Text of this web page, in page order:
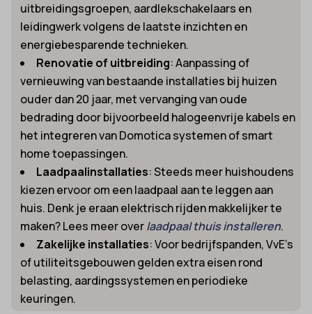
uitbreidingsgroepen, aardlekschakelaars en
leidingwerk volgens de laatste inzichten en
energiebesparende technieken.
Renovatie of uitbreiding: Aanpassing of
vernieuwing van bestaande installaties bij huizen
ouder dan 20 jaar, met vervanging van oude
bedrading door bijvoorbeeld halogeenvrije kabels en
het integreren van Domotica systemen of smart
home toepassingen.
Laadpaalinstallaties: Steeds meer huishoudens
kiezen ervoor om een laadpaal aan te leggen aan
huis. Denk je eraan elektrisch rijden makkelijker te
maken? Lees meer overlaadpaal thuis installeren.
Zakelijke installaties: Voor bedrijfspanden, VvE’s
of utiliteitsgebouwen gelden extra eisen rond
belasting, aardingssystemen en periodieke
keuringen.